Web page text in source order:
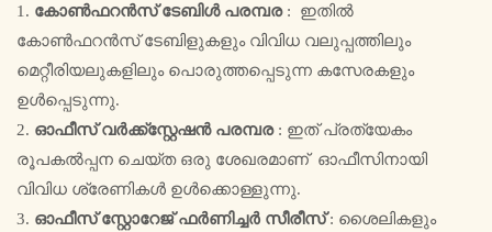
1. കോൺഫറൻസ് ടേബിൾ പരമ്പര : ഇതിൽ
കോൺഫറൻസ് ടേബിളുകളും വിവിധ വലുപ്പത്തിലും
മെറ്റീരിയലുകളിലും പൊരുത്തപ്പെടുന്ന കസേരകളും
ഉൾപ്പെടുന്നു.
2. ഓഫീസ് വർക്ക്സ്റ്റേഷൻ പരമ്പര : ഇത് പ്രത്യേകം
രൂപകൽപ്പന ചെയ്ത ഒരു ശേഖരമാണ് ഓഫീസിനായി
വിവിധ ശ്രേണികൾ ഉൾക്കൊള്ളുന്നു.
3. ഓഫീസ് സ്റ്റോറേജ് ഫർണിച്ചർ സീരീസ്: ശൈലികളും